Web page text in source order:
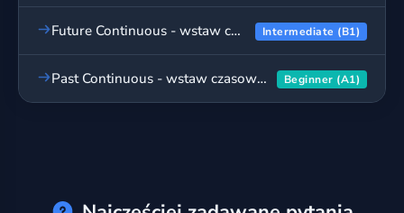
Future Continuous - wstaw czasownik, ćwiczenia cz. 2 Intermediate (B1)
Past Continuous - wstaw czasownik, ćwiczenia dla początkujących Beginner (A1)